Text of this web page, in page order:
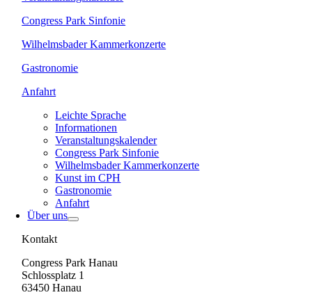
Congress Park Sinfonie
Wilhelmsbader Kammerkonzerte
Gastronomie
Anfahrt
Leichte Sprache
Informationen
Veranstaltungskalender
Congress Park Sinfonie
Wilhelmsbader Kammerkonzerte
Kunst im CPH
Gastronomie
Anfahrt
Über uns
Kontakt
Congress Park Hanau
Schlossplatz 1
63450 Hanau